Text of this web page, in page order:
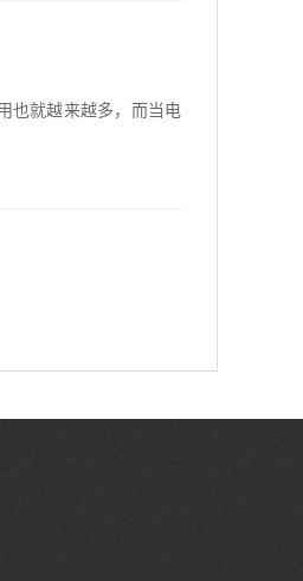
也就越来越多，而当电